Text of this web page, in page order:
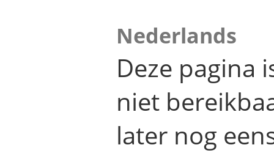
Nederlands
Deze pagina
niet
later nog